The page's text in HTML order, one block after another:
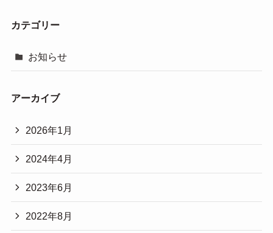
カテゴリー
お知らせ
アーカイブ
2026年1月
2024年4月
2023年6月
2022年8月